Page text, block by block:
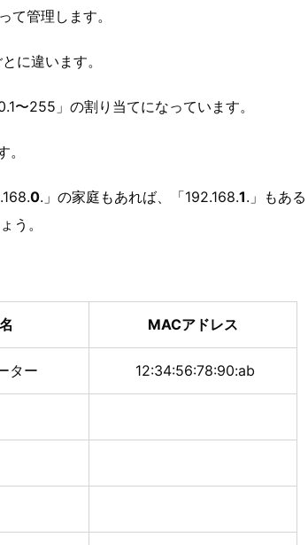
て管理します。
に違います。
〜255」の割り当てになっています。
0.」の家庭もあれば、「192.168.1.」もある
う。
MACアドレス
ター 12:34:56:78:90:ab